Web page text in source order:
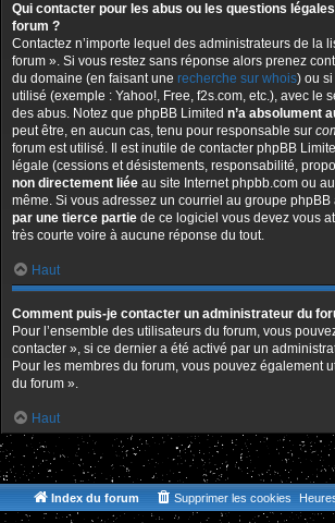
Qui contacter pour les abus ou les questions
forum ?
Contactez n’importe lequel des administrateurs de la
forum ». Si vous restez sans réponse alors prenez
du domaine (en faisant une recherche sur whois) ou
utilisé (exemple : Yahoo!, Free, f2s.com, etc.), avec le
des abus. Notez que phpBB Limited n’a absolument
peut être, en aucun cas, tenu pour responsable sur
forum est utilisé. Il est inutile de contacter phpBB
légale (cessions et désistements, responsabilité,
non directement liée au site Internet phpbb.com ou
même. Si vous adressez un courriel au groupe phpBB
par une tierce partie de ce logiciel vous devez vous
très courte voire à aucune réponse du tout.
Haut
Comment puis-je contacter un administrateur du
Pour l’ensemble des utilisateurs du forum, vous
contacter », si ce dernier a été activé par un
Pour les membres du forum, vous pouvez également
du forum ».
Haut
Index du forum Supprimer les cookies